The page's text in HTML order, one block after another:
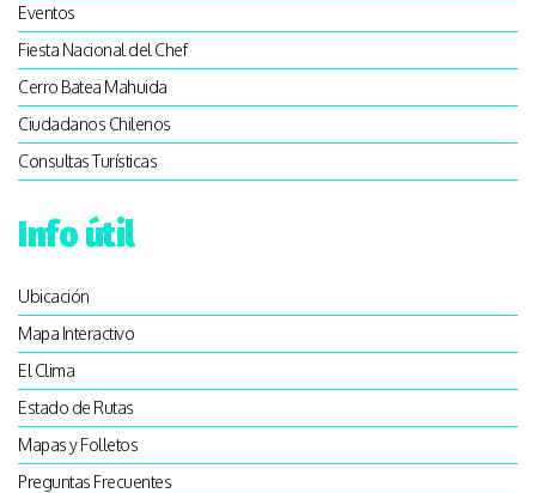
Eventos
Fiesta Nacional del Chef
Cerro Batea Mahuida
Ciudadanos Chilenos
Consultas Turísticas
Info útil
Ubicación
Mapa Interactivo
El Clima
Estado de Rutas
Mapas y Folletos
Preguntas Frecuentes